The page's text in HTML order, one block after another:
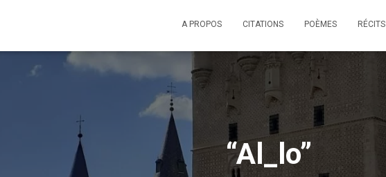
A PROPOS CITATIONS POÈMES RÉCITS
“Al_lo”